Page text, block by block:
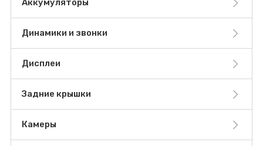
Аккумуляторы
Динамики и звонки
Дисплеи
Задние крышки
Камеры